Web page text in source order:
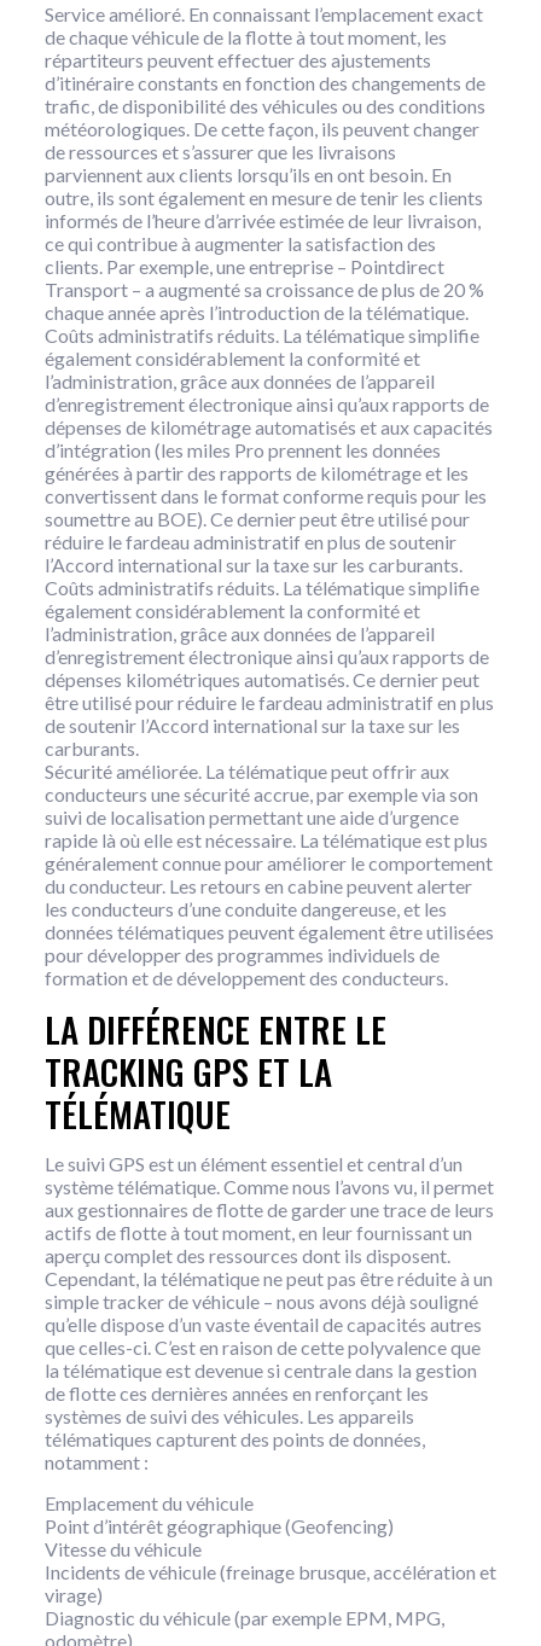
Service amélioré. En connaissant l’emplacement exact
de chaque véhicule de la flotte à tout moment, les
répartiteurs peuvent effectuer des ajustements
d’itinéraire constants en fonction des changements de
trafic, de disponibilité des véhicules ou des conditions
météorologiques. De cette façon, ils peuvent changer
de ressources et s’assurer que les livraisons
parviennent aux clients lorsqu’ils en ont besoin. En
outre, ils sont également en mesure de tenir les clients
informés de l’heure d’arrivée estimée de leur livraison,
ce qui contribue à augmenter la satisfaction des
clients. Par exemple, une entreprise – Pointdirect
Transport – a augmenté sa croissance de plus de 20 %
chaque année après l’introduction de la télématique.
Coûts administratifs réduits. La télématique simplifie
également considérablement la conformité et
l’administration, grâce aux données de l’appareil
d’enregistrement électronique ainsi qu’aux rapports de
dépenses de kilométrage automatisés et aux capacités
d’intégration (les miles Pro prennent les données
générées à partir des rapports de kilométrage et les
convertissent dans le format conforme requis pour les
soumettre au BOE). Ce dernier peut être utilisé pour
réduire le fardeau administratif en plus de soutenir
l’Accord international sur la taxe sur les carburants.
Coûts administratifs réduits. La télématique simplifie
également considérablement la conformité et
l’administration, grâce aux données de l’appareil
d’enregistrement électronique ainsi qu’aux rapports de
dépenses kilométriques automatisés. Ce dernier peut
être utilisé pour réduire le fardeau administratif en plus
de soutenir l’Accord international sur la taxe sur les
carburants.
Sécurité améliorée. La télématique peut offrir aux
conducteurs une sécurité accrue, par exemple via son
suivi de localisation permettant une aide d’urgence
rapide là où elle est nécessaire. La télématique est plus
généralement connue pour améliorer le comportement
du conducteur. Les retours en cabine peuvent alerter
les conducteurs d’une conduite dangereuse, et les
données télématiques peuvent également être utilisées
pour développer des programmes individuels de
formation et de développement des conducteurs.
LA DIFFÉRENCE ENTRE LE
TRACKING GPS ET LA
TÉLÉMATIQUE
Le suivi GPS est un élément essentiel et central d’un
système télématique. Comme nous l’avons vu, il permet
aux gestionnaires de flotte de garder une trace de leurs
actifs de flotte à tout moment, en leur fournissant un
aperçu complet des ressources dont ils disposent.
Cependant, la télématique ne peut pas être réduite à un
simple tracker de véhicule – nous avons déjà souligné
qu’elle dispose d’un vaste éventail de capacités autres
que celles-ci. C’est en raison de cette polyvalence que
la télématique est devenue si centrale dans la gestion
de flotte ces dernières années en renforçant les
systèmes de suivi des véhicules. Les appareils
télématiques capturent des points de données,
notamment :
Emplacement du véhicule
Point d’intérêt géographique (Geofencing)
Vitesse du véhicule
Incidents de véhicule (freinage brusque, accélération et
virage)
Diagnostic du véhicule (par exemple EPM, MPG,
odomètre)